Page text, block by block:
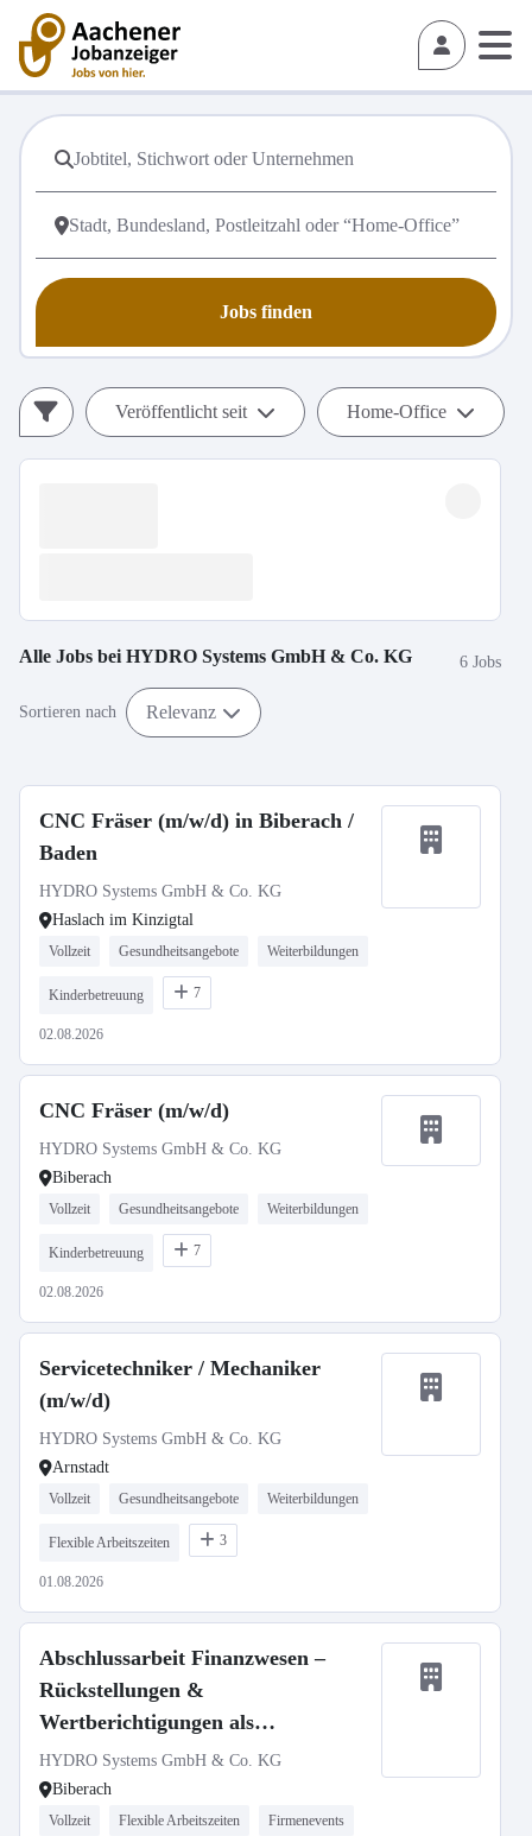
Jobs finden
Veröffentlicht seit Home-Office
Alle Jobs bei HYDRO Systems GmbH & Co. KG 6 Jobs
Sortieren nach Relevanz
CNC Fräser (m/w/d) in Biberach /
Baden
HYDRO Systems GmbH & Co. KG
Haslach im Kinzigtal
Vollzeit Gesundheitsangebote Weiterbildungen
Kinderbetreuung 7
02.08.2026
CNC Fräser (m/w/d)
HYDRO Systems GmbH & Co. KG
Biberach
Vollzeit Gesundheitsangebote Weiterbildungen
Kinderbetreuung 7
02.08.2026
Servicetechniker / Mechaniker
(m/w/d)
HYDRO Systems GmbH & Co. KG
Arnstadt
Vollzeit Gesundheitsangebote Weiterbildungen
Flexible Arbeitszeiten 3
01.08.2026
Abschlussarbeit Finanzwesen –
Rückstellungen &
Wertberichtigungen als
Steuerungsinstrument
HYDRO Systems GmbH & Co. KG
Biberach
Vollzeit Flexible Arbeitszeiten Firmenevents